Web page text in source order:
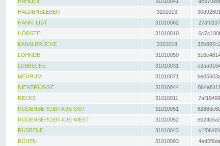
HALDENSLEBEN
3101013
HANN. LIST
31010062
HÖRSTEL
31010010
KANALBRÜCKE
3101018
LOHNDE
31010050
LÜBBECKE
31010031
MEHRUM
31010071
NIENBRÜGGE
31010044
RECKE
31010011
RODENBERGER AUE-OST
31010051
RODENBERGER AUE-WEST
31010052
RUSBEND
31010043
RÜHEN
31010093